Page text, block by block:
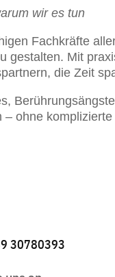
wir es tun
Fachkräfte
gestalten. Mit
die Zeit
– ohne
30780393